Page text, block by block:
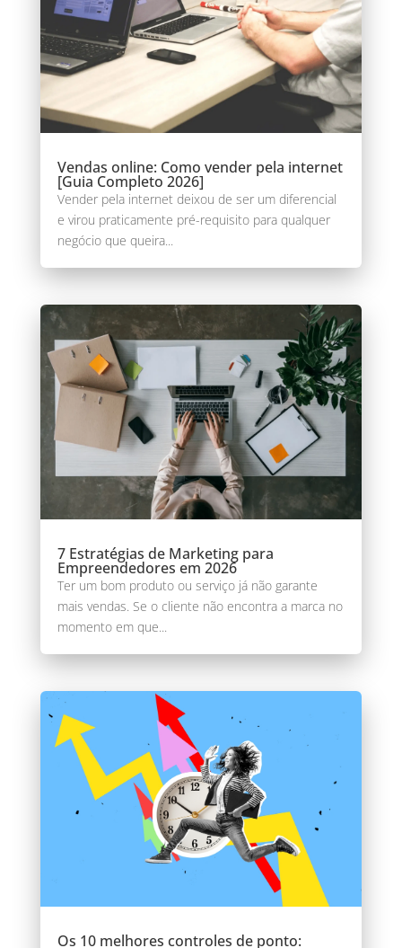
Vendas online: Como vender pela internet
[Guia Completo 2026]
Vender pela internet deixou de ser um diferencial
e virou praticamente pré-requisito para qualquer
negócio que queira...
7 Estratégias de Marketing para
Empreendedores em 2026
Ter um bom produto ou serviço já não garante
mais vendas. Se o cliente não encontra a marca no
momento em que...
Os 10 melhores controles de ponto: